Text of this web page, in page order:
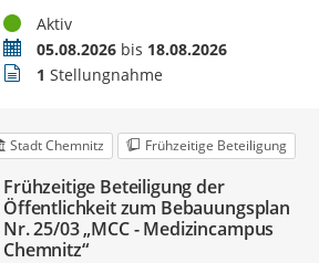
StatusAktiv
Zeitraum05.08.2026bis 18.08.2026
Stellungnahmen
1 Stellungnahme
Stadt Chemnitz Frühzeitige Beteiligung
Frühzeitige Beteiligung der
Öffentlichkeit zum Bebauungsplan
Nr. 25/03 „MCC - Medizincampus
Chemnitz“